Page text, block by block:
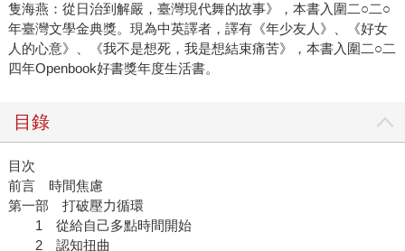
隻海燕：從日治到解嚴，臺灣現代舞的故事》，本書入圍二○二○
年臺灣文學金典獎。現為中英譯者，譯有《年少友人》、《好女
人的心意》、《我不是想死，我是想結束痛苦》，本書入圍二○二
四年Openbook好書獎年度生活書。
目錄
目次
前言 時間焦慮
第一部 打破壓力循環
1 從給自己多點時間開始
2 認知扭曲